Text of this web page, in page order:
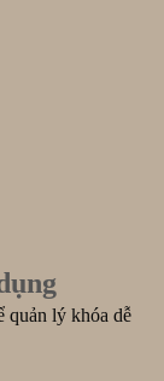
quản lý khóa dễ